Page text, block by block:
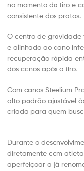
no momento do tiro e
consistente dos pratos.
O centro de gravidade
e alinhado ao cano
recuperação rápida
dos canos após o tiro.
Com canos Steelium
alto padrão ajustável
criada para quem
Durante o
diretamente com
aperfeiçoar a já